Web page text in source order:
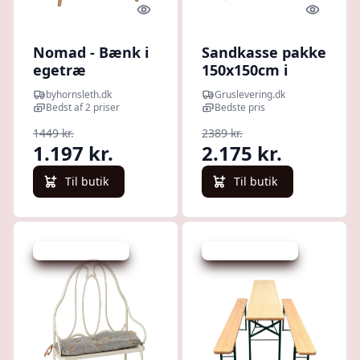
Quick look
Nomad - Bænk i
egetræ
byhornsleth.dk
Bedst af 2 priser
1449 kr.
1.197 kr.
Til butik
Quick
Sandkasse pakke
150x150cm i
lærk, 500kg sand,
net og børne
sæt trykimp.
Gruslevering.dk
Bedste pris
2389 kr.
2.175 kr.
Til butik